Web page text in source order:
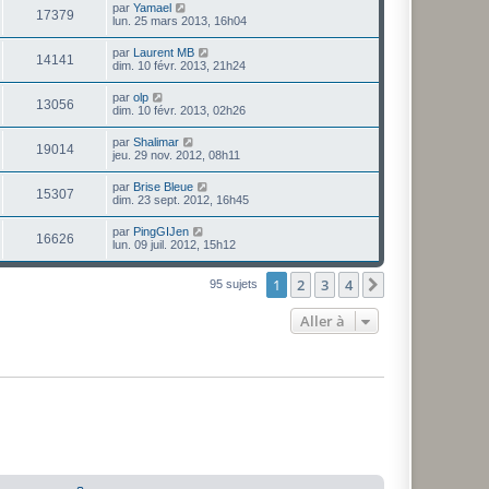
17379 par Yamael
lun. 25 mars 2013, 16h04
14141 par Laurent MB
dim. 10 févr. 2013, 21h24
13056 par olp
dim. 10 févr. 2013, 02h26
19014 par Shalimar
jeu. 29 nov. 2012, 08h11
15307 par Brise Bleue
dim. 23 sept. 2012, 16h45
16626 par PingGIJen
lun. 09 juil. 2012, 15h12
95 sujets 1 2 3 4
Aller à